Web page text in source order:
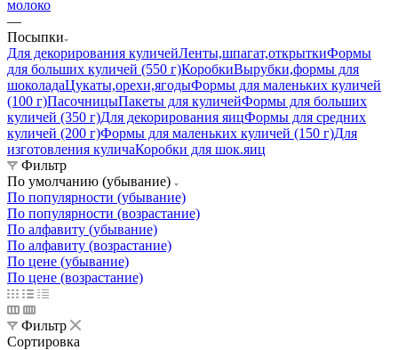
молоко
—
Посыпки
Для декорирования куличейЛенты,шпагат,открыткиФормы
для больших куличей (550 г)КоробкиВырубки,формы для
шоколадаЦукаты,орехи,ягодыФормы для маленьких куличей
(100 г)ПасочницыПакеты для куличейФормы для больших
куличей (350 г)Для декорирования яицФормы для средних
куличей (200 г)Формы для маленьких куличей (150 г)Для
изготовления куличаКоробки для шок.яиц
Фильтр
По умолчанию (убывание)
По популярности (убывание)
По популярности (возрастание)
По алфавиту (убывание)
По алфавиту (возрастание)
По цене (убывание)
По цене (возрастание)
Фильтр
Сортировка